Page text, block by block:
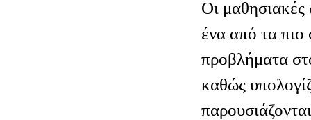
Οι μαθησιακές
ένα από τα
προβλήματα
καθώς